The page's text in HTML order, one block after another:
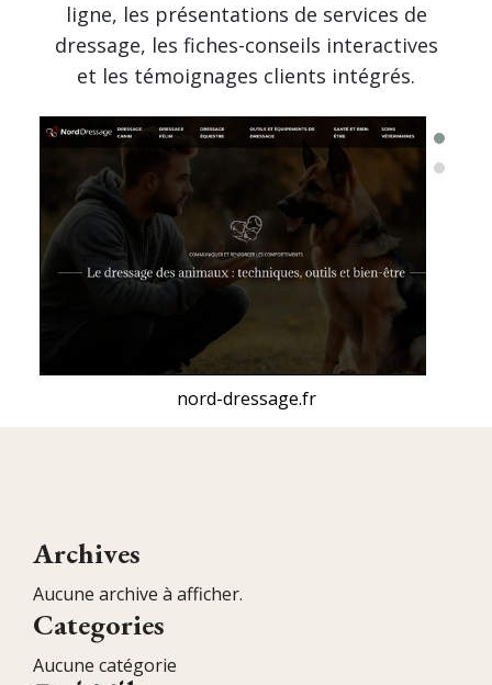
ligne, les présentations de services de
dressage, les fiches-conseils interactives
et les témoignages clients intégrés.
nord-dressage.fr
Archives
Aucune archive à afficher.
Categories
Aucune catégorie